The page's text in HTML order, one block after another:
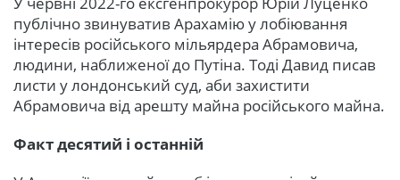
публічно звинуватив Арахамію у лобіювання
інтересів російського мільярдера Абрамовича,
людини, наближеної до Путіна. Тоді Давид писав
листи у лондонський суд, аби захистити
Абрамовича від арешту майна російського майна.
Факт десятий і останній